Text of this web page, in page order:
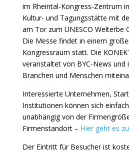
im Rheintal-Kongress-Zentrum
Kultur- und Tagungsstätte mit
am Tor zum UNESCO Welterbe
Die Messe findet in einem
Kongressraum statt. Die
veranstaltet von BYC-News und
Branchen und Menschen
Interessierte Unternehmen,
Institutionen können sich
unabhängig von der
Firmenstandort – Hier geht es
Der Eintritt für Besucher ist